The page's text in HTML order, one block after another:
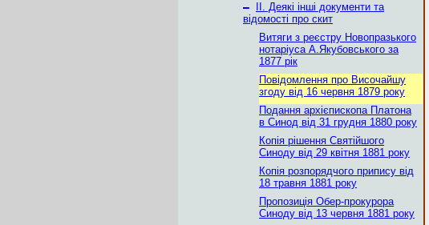
–
ІІ. Деякі інші документи та
відомості про скит
Витяги з реєстру Новопразького
нотаріуса А.Якубовського за
1877 рік
Повідомлення про Височайшу
згоду від 16 червня 1879 року
Подання архієпископа Платона
в Синод від 31 грудня 1880 року
Копія рішення Святійшого
Синоду від 29 квітня 1881 року
Копія розпорядчого припису від
18 травня 1881 року
Пропозиція Обер-прокурора
Синоду від 13 червня 1881 року